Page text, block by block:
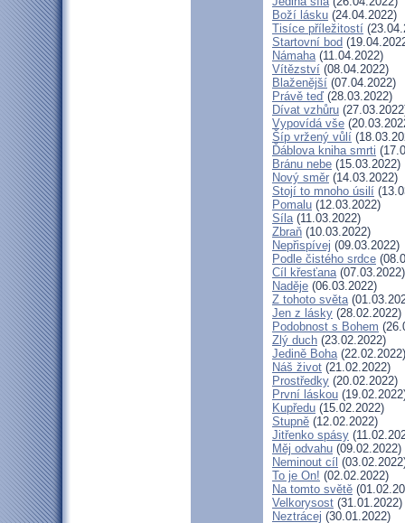
Boží lásku (24.04.2022)
Tisíce příležitostí
Startovní bod
Námaha(11.04.2022)
Vítězství (08.04.2022)
Blaženější (07.04.2022)
Právě teď (28.03.2022)
Dívat vzhůru
Vypovídá vše
Šíp vržený vůlí
Ďáblova kniha smrti
Bránu nebe (15.03.2022)
Nový směr (14.03.2022)
Stojí to mnoho úsilí
Pomalu (12.03.2022)
Síla(11.03.2022)
Zbraň (10.03.2022)
Nepřispívej (09.03.2022)
Podle čistého srdce
Cíl křesťana(07.03.2022)
Naděje (06.03.2022)
Z tohoto světa
Jen z lásky (28.02.2022)
Podobnost s Bohem
Zlý duch (23.02.2022)
Jedině Boha(22.02.2022)
Náš život (21.02.2022)
Prostředky (20.02.2022)
První láskou
Kupředu (15.02.2022)
Stupně (12.02.2022)
Jitřenko spásy
Měj odvahu (09.02.2022)
Neminout cíl
To je On! (02.02.2022)
Na tomto světě
Velkorysost (31.01.2022)
Neztrácej (30.01.2022)